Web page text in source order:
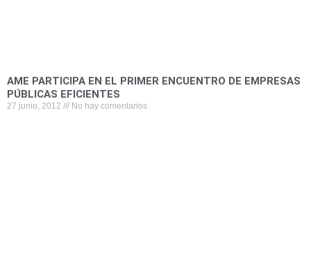
AME PARTICIPA EN EL PRIMER ENCUENTRO DE EMPRESAS
PÚBLICAS EFICIENTES
27 junio, 2012 No hay comentarios